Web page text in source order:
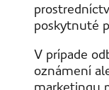
poskytnuté
V prípade
oznámení